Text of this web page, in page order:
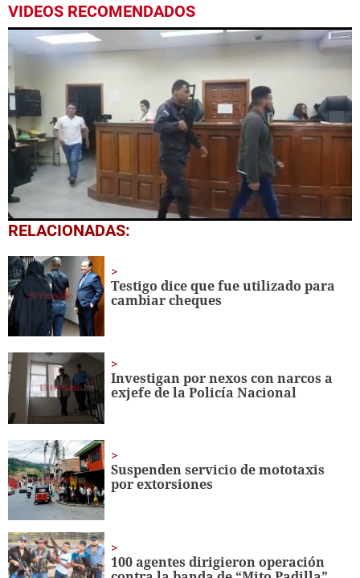
VIDEOS RECOMENDADOS
0
seconds
24
seconds
RELACIONADAS:
Testigo dice que fue utilizado para
cambiar cheques
Investigan por nexos con narcos a
exjefe de la Policía Nacional
Suspenden servicio de mototaxis
por extorsiones
100 agentes dirigieron operación